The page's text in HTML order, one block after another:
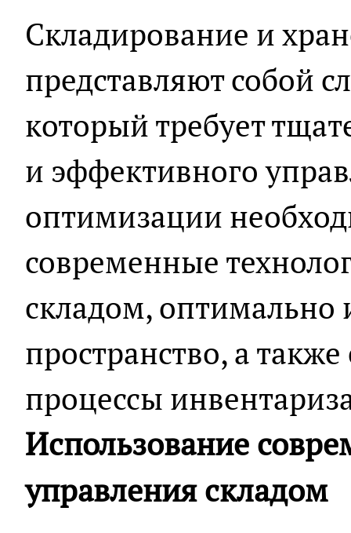
Складирование и
представляют собой
который требует
и эффективного
оптимизации
современные
складом, оптимально
пространство, а
процессы
Использование
управления складом